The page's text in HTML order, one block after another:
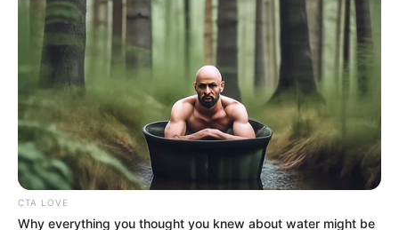
CTA LOVE
Why everything you thought you knew about water might be